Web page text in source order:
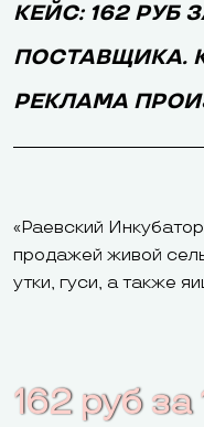
КЕЙС: 162 РУБ
ПОСТАВЩИКА.
РЕКЛАМА
«Раевский
продажей живой
утки, гуси, а также
162 руб за